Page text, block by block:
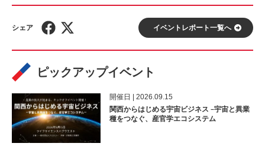
イベントレポート⼀覧へ
ピックアップイベント
開催⽇ | 2026.09.15
関西からはじめる宇宙ビジネス –宇宙と異業
種をつなぐ、産官学エコシステム